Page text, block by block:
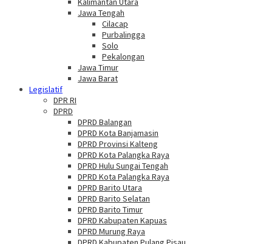
Jawa Tengah
Cilacap
Purbalingga
Solo
Pekalongan
Jawa Timur
Jawa Barat
Legislatif
DPR RI
DPRD
DPRD Balangan
DPRD Kota Banjamasin
DPRD Provinsi Kalteng
DPRD Kota Palangka Raya
DPRD Hulu Sungai Tengah
DPRD Kota Palangka Raya
DPRD Barito Utara
DPRD Barito Selatan
DPRD Barito Timur
DPRD Kabupaten Kapuas
DPRD Murung Raya